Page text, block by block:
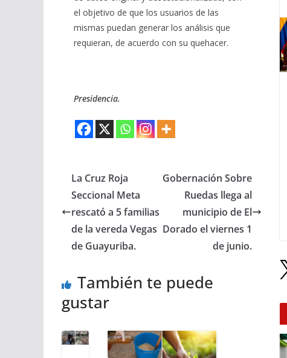
el objetivo de que los usuarios de las
mismas puedan generar los análisis que
requieran, de acuerdo con su quehacer.
Presidencia.
La Cruz Roja
Seccional Meta
rescató a 5 familias
de la vereda Vegas
de Guayuriba.
Gobernación Sobre
Ruedas llega al
municipio de El
Dorado el viernes 1
de junio.
También te puede
gustar